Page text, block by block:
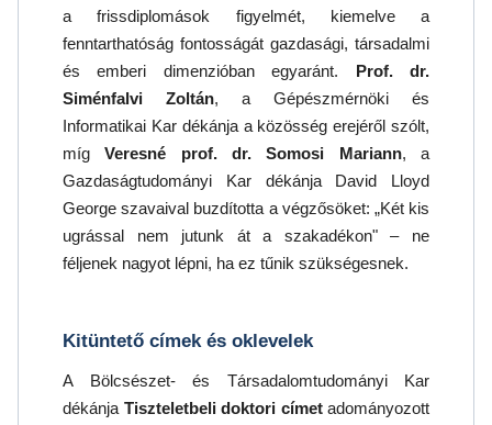
a frissdiplomások figyelmét, kiemelve a
fenntarthatóság fontosságát gazdasági, társadalmi
és emberi dimenzióban egyaránt. Prof. dr.
Siménfalvi Zoltán, a Gépészmérnöki és
Informatikai Kar dékánja a közösség erejéről szólt,
mígVeresné prof. dr. Somosi Mariann, a
Gazdaságtudományi Kar dékánja David Lloyd
George szavaival buzdította a végzősöket: „Két kis
ugrással nem jutunk át a szakadékon" – ne
féljenek nagyot lépni, ha ez tűnik szükségesnek.
Kitüntető címek és oklevelek
A Bölcsészet- és Társadalomtudományi Kar
dékánja Tiszteletbeli doktori címetadományozott